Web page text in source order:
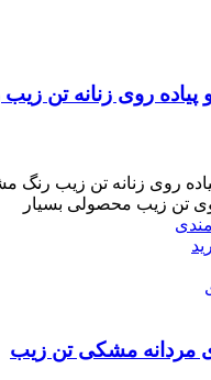
روی زنانه تن
روی زنانه تن زیب
تن زیب محصولی بسیار
مردانه مشکی تن زیب